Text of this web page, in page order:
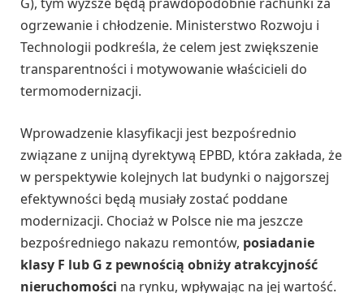
ogrzewanie i chłodzenie. Ministerstwo Rozwoju i
Technologii podkreśla, że celem jest zwiększenie
transparentności i motywowanie właścicieli do
termomodernizacji.
Wprowadzenie klasyfikacji jest bezpośrednio
związane z unijną dyrektywą EPBD, która zakłada, że
w perspektywie kolejnych lat budynki o najgorszej
efektywności będą musiały zostać poddane
modernizacji. Chociaż w Polsce nie ma jeszcze
bezpośredniego nakazu remontów, posiadanie
klasy F lub G z pewnością obniży atrakcyjność
nieruchomości na rynku, wpływając na jej wartość.